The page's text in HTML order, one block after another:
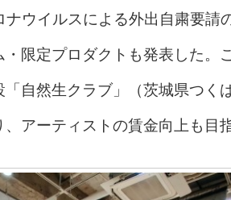
ウイルスによる外出自粛要請
限定プロダクトも発表した。
自然生クラブ」（茨城県つく
アーティストの賃金向上も目指